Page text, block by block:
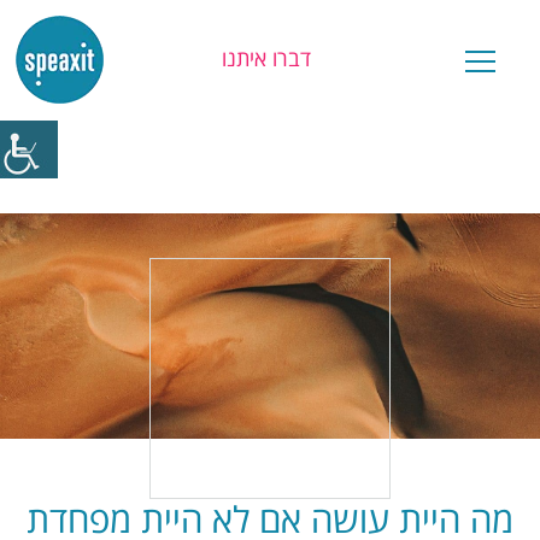
דברו איתנו
יש לכם שאלה?
מה היית עושה אם לא היית מפחדת